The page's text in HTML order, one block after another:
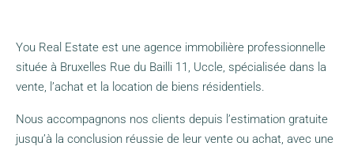
You Real Estate est une agence immobilière professionnelle
située à Bruxelles Rue du Bailli 11, Uccle, spécialisée dans la
vente, l’achat et la location de biens résidentiels.
Nous accompagnons nos clients depuis l’estimation gratuite
jusqu’à la conclusion réussie de leur vente ou achat, avec une